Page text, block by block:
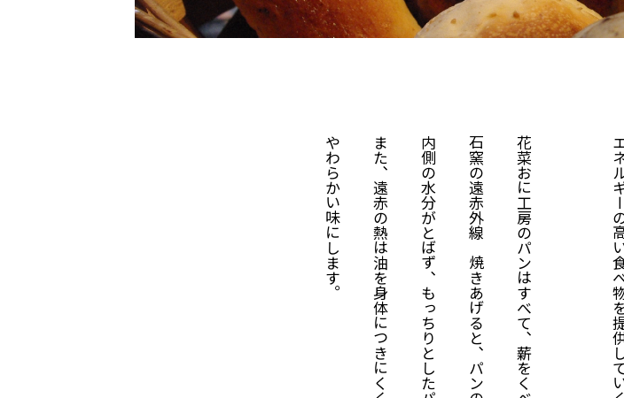
やわらかい味にします。